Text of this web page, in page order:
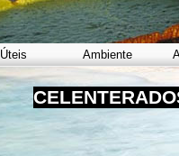
Úteis Ambiente